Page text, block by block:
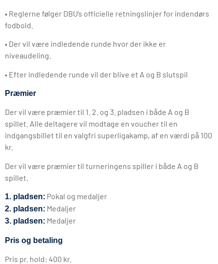
• Reglerne følger DBU’s officielle retningslinjer for indendørs
fodbold.
• Der vil være indledende runde hvor der ikke er
niveaudeling.
• Efter indledende runde vil der blive et A og B slutspil
Præmier
Der vil være præmier til 1. 2. og 3. pladsen i både A og B
spillet. Alle deltagere vil modtage en voucher til en
indgangsbillet til en valgfri superligakamp, af en værdi på 100
kr.
Der vil være præmier til turneringens spiller i både A og B
spillet.
1. pladsen: Pokal og medaljer
2. pladsen: Medaljer
3. pladsen: Medaljer
Pris og betaling
Pris pr. hold: 400 kr.